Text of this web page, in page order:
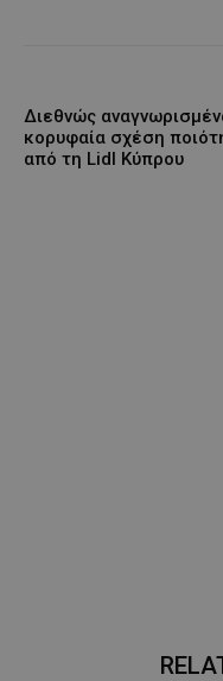
Διεθνώς
κορυφαία σχέση
από τη Lidl Κύπρου